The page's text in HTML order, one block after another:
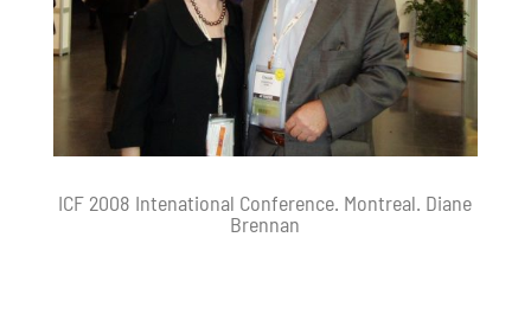
ICF 2008 Intenational Conference. Montreal. Diane
Brennan